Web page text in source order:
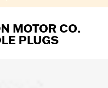
MOTOR CO.
PLUGS